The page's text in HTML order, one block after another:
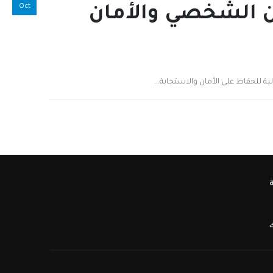
Oct الشخصي والأمان
للحفاظ على الأمان والاستجابة...